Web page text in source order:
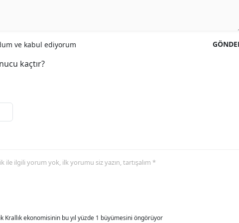
ve kabul ediyorum
kaçtır?
ile ilgili yorum yok, ilk yorumu siz yazın, tartışalım *
Krallık ekonomisinin bu yıl yüzde 1 büyümesini öngörüyor